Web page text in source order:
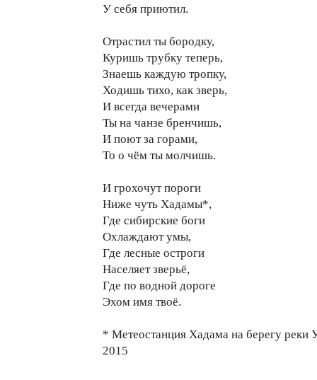
У себя приютил.
Отрастил ты бородку,
Куришь трубку теперь,
Знаешь каждую тропку,
Ходишь тихо, как зверь,
И всегда вечерами
Ты на чанзе бренчишь,
И поют за горами,
То о чём ты молчишь.
И грохочут пороги
Ниже чуть Хадамы*,
Где сибирские боги
Охлаждают умы,
Где лесные остроги
Населяет зверьё,
Где по водной дороге
Эхом имя твоё.
* Метеостанция Хадама на берегу реки
2015